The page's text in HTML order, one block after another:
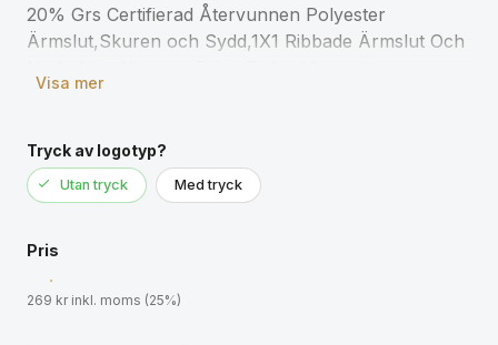
20% Grs Certifierad Återvunnen Polyester
Ärmslut,Skuren och Sydd,1X1 Ribbade Ärmslut Och
Halvmåne Och Halsband Inuti Krage,Avslappnad
Återvunnen Polyester / 7 % Viskos. För matchande
storlekar, se storlekstabellen i
produktdokumentationen.
Visa mer
Tryck av logotyp?
Utan tryck Med tryck
Pris
269 kr inkl. moms (25%)